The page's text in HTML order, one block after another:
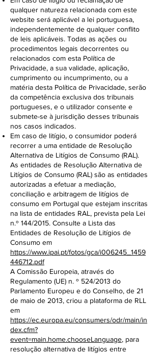
qualquer natureza relacionada com este
website será aplicável a lei portuguesa,
independentemente de qualquer conflito
de leis aplicáveis. Todas as ações ou
procedimentos legais decorrentes ou
relacionados com esta Política de
Privacidade, a sua validade, aplicação,
cumprimento ou incumprimento, ou a
matéria desta Política de Privacidade, serão
da competência exclusiva dos tribunais
portugueses, e o utilizador consente e
submete-se à jurisdição desses tribunais
nos casos indicados.
Em caso de litígio, o consumidor poderá
recorrer a uma entidade de Resolução
Alternativa de Litígios de Consumo (RAL).
As entidades de Resolução Alternativa de
Litígios de Consumo (RAL) são as entidades
autorizadas a efetuar a mediação,
conciliação e arbitragem de litígios de
consumo em Portugal que estejam inscritas
na lista de entidades RAL, prevista pela Lei
n.º 144/2015. Consulte a Lista das
Entidades de Resolução de Litígios de
Consumo em
https://www.ipai.pt/fotos/gca/i006245_1459
446712.pdf
A Comissão Europeia, através do
Regulamento (UE) n. º 524/2013 do
Parlamento Europeu e do Conselho, de 21
de maio de 2013, criou a plataforma de RLL
em
https://ec.europa.eu/consumers/odr/main/in
dex.cfm?
event=main.home.chooseLanguage, para
resolução alternativa de litígios entre